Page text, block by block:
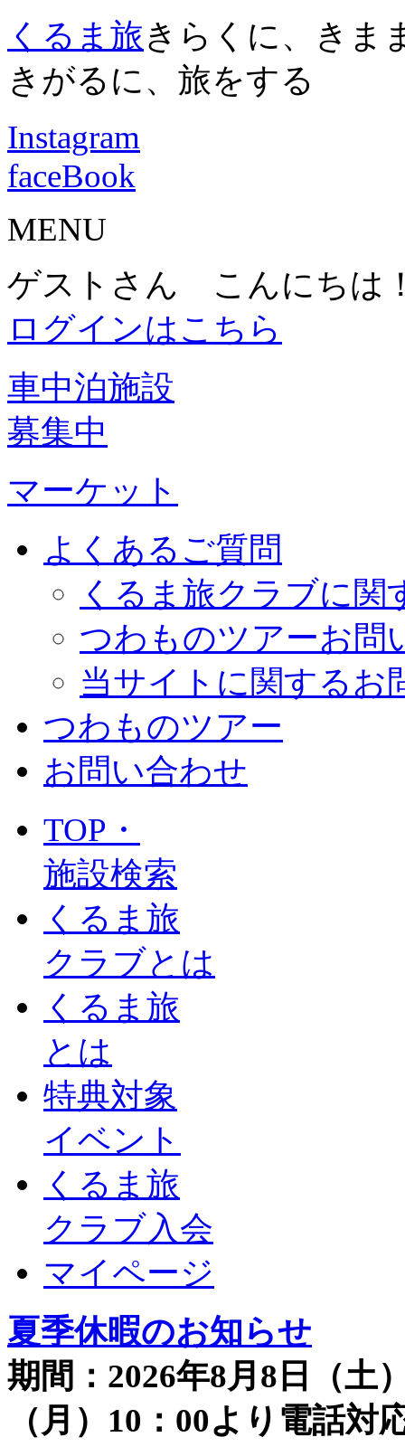
くるま旅きらくに、きま
きがるに、旅をする
Instagram
faceBook
MENU
ゲストさん こんにちは
ログインはこちら
車中泊施設
募集中
マーケット
よくあるご質問
くるま旅クラブに関
つわものツアーお問
当サイトに関するお
つわものツアー
お問い合わせ
TOP・
施設検索
くるま旅
クラブとは
くるま旅
とは
特典対象
イベント
くるま旅
クラブ入会
マイページ
夏季休暇のお知らせ
期間：2026年8月8日（土
（月）10：00より電話